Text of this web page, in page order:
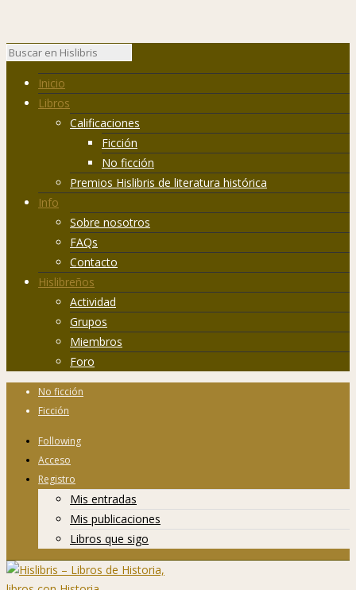
Inicio
Libros
Calificaciones
Ficción
No ficción
Premios Hislibris de literatura histórica
Info
Sobre nosotros
FAQs
Contacto
Hislibreños
Actividad
Grupos
Miembros
Foro
No ficción
Ficción
Following
Acceso
Registro
Mis entradas
Mis publicaciones
Libros que sigo